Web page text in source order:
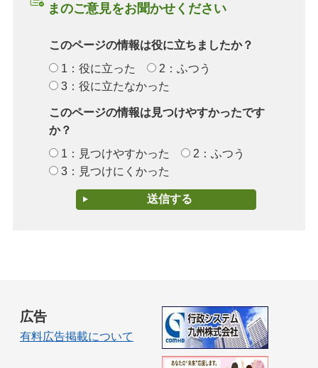
まのご意見をお聞かせください
このページの情報は役に立ちましたか？
1：役に立った
2：ふつう
3：役に立たなかった
このページの情報は見つけやすかったです
か？
1：見つけやすかった
2：ふつう
3：見つけにくかった
広告
有料広告掲載について